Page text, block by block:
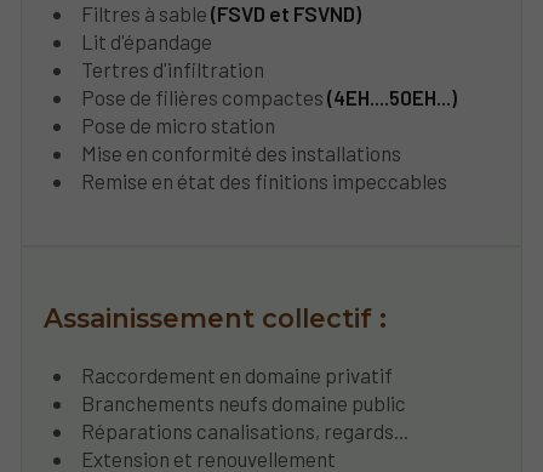
Filtres à sable(FSVD et FSVND)
Lit d'épandage
Tertres d'infiltration
Pose de filières compactes(4EH....50EH...)
Pose de micro station
Mise en conformité des installations
Remise en état des finitions impeccables
Assainissement collectif :
Raccordement en domaine privatif
Branchements neufs domaine public
Réparations canalisations, regards...
Extension et renouvellement